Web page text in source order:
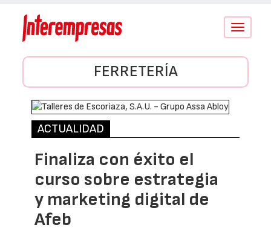
Conmutar
FERRETERÍA
ACTUALIDAD
Finaliza con éxito el
curso sobre estrategia
y marketing digital de
Afeb